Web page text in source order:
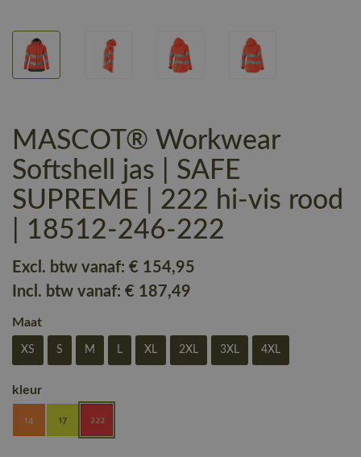
MASCOT® Workwear
Softshell jas | SAFE
SUPREME | 222 hi-vis rood
| 18512-246-222
Excl. btw vanaf: € 154,95
Incl. btw vanaf: € 187,49
Maat
XS S M L XL 2XL 3XL 4XL
kleur